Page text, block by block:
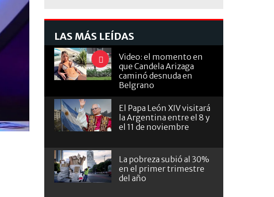
LAS MÁS LEÍDAS
Video: el momento en
que Candela Arizaga
caminó desnuda en
Belgrano
El Papa León XIV visitará
la Argentina entre el 8 y
el 11 de noviembre
La pobreza subió al 30%
en el primer trimestre
del año